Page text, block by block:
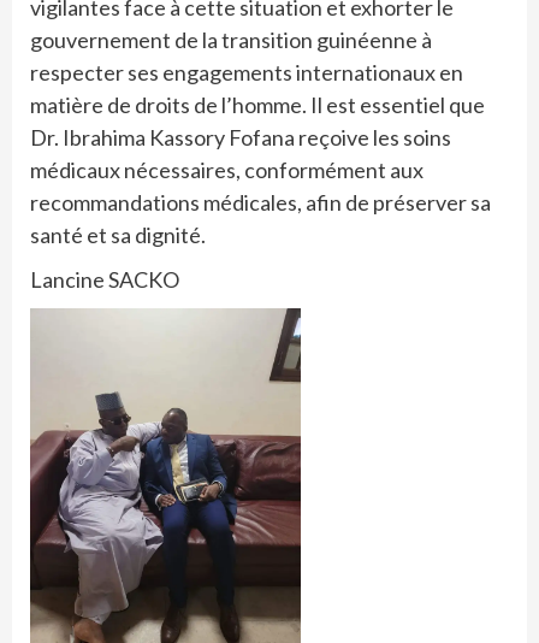
vigilantes face à cette situation et exhorter le
gouvernement de la transition guinéenne à
respecter ses engagements internationaux en
matière de droits de l’homme. Il est essentiel que
Dr. Ibrahima Kassory Fofana reçoive les soins
médicaux nécessaires, conformément aux
recommandations médicales, afin de préserver sa
santé et sa dignité.
Lancine SACKO